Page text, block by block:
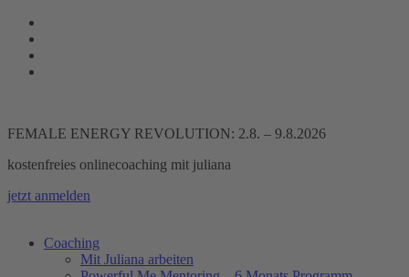
Zum
Inhalt
springen
FEMALE ENERGY REVOLUTION: 2.8. – 9.8.2026
kostenfreies onlinecoaching mit juliana
jetzt anmelden
Coaching
Mit Juliana arbeiten